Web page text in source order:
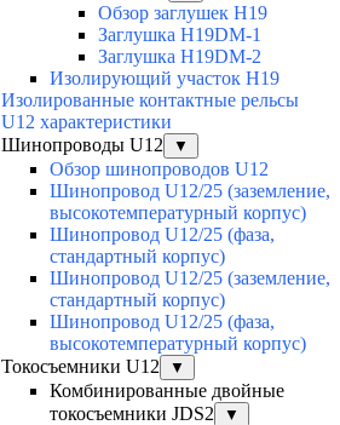
Обзор заглушек H19
Заглушка H19DM-1
Заглушка H19DM-2
Изолирующий участок H19
Изолированные контактные рельсы
U12 характеристики
Шинопроводы U12
▼
Обзор шинопроводов U12
Шинопровод U12/25 (заземление,
высокотемпературный корпус)
Шинопровод U12/25 (фаза,
стандартный корпус)
Шинопровод U12/25 (заземление,
стандартный корпус)
Шинопровод U12/25 (фаза,
высокотемпературный корпус)
Токосъемники U12
▼
Комбинированные двойные
токосъемники JDS2
▼